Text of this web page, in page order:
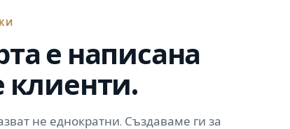
е написана
клиенти.
не еднократни. Създаваме ги за